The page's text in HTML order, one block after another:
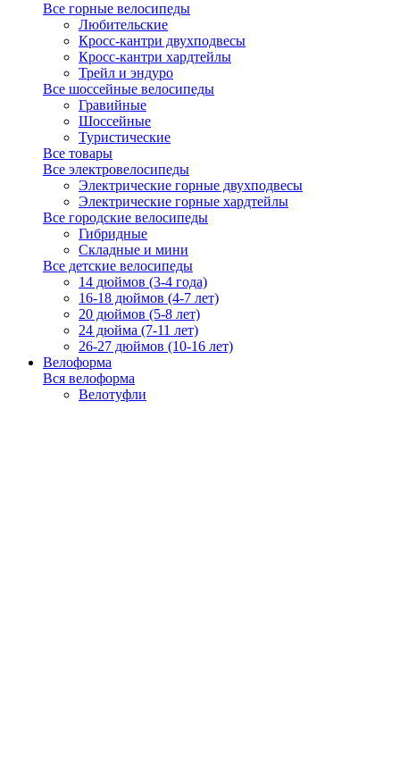
Все горные велосипеды
Любительские
Кросс-кантри двухподвесы
Кросс-кантри хардтейлы
Трейл и эндуро
Все шоссейные велосипеды
Гравийные
Шоссейные
Туристические
Все товары
Все электровелосипеды
Электрические горные двухподвесы
Электрические горные хардтейлы
Все городские велосипеды
Гибридные
Складные и мини
Все детские велосипеды
14 дюймов (3-4 года)
16-18 дюймов (4-7 лет)
20 дюймов (5-8 лет)
24 дюйма (7-11 лет)
26-27 дюймов (10-16 лет)
Велоформа
Вся велоформа
Велотуфли